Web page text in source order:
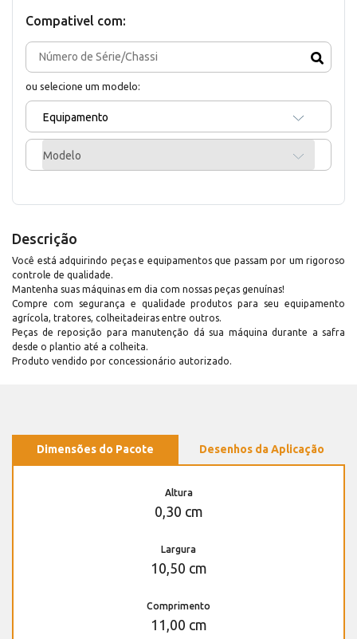
Compativel com:
ou selecione um modelo:
Equipamento
Modelo
Descrição
Você está adquirindo peças e equipamentos que passam por um rigoroso
controle de qualidade.
Mantenha suas máquinas em dia com nossas peças genuínas!
Compre com segurança e qualidade produtos para seu equipamento
agrícola, tratores, colheitadeiras entre outros.
Peças de reposição para manutenção dá sua máquina durante a safra
desde o plantio até a colheita.
Produto vendido por concessionário autorizado.
Dimensões do Pacote Desenhos da Aplicação
Altura
0,30 cm
Largura
10,50 cm
Comprimento
11,00 cm